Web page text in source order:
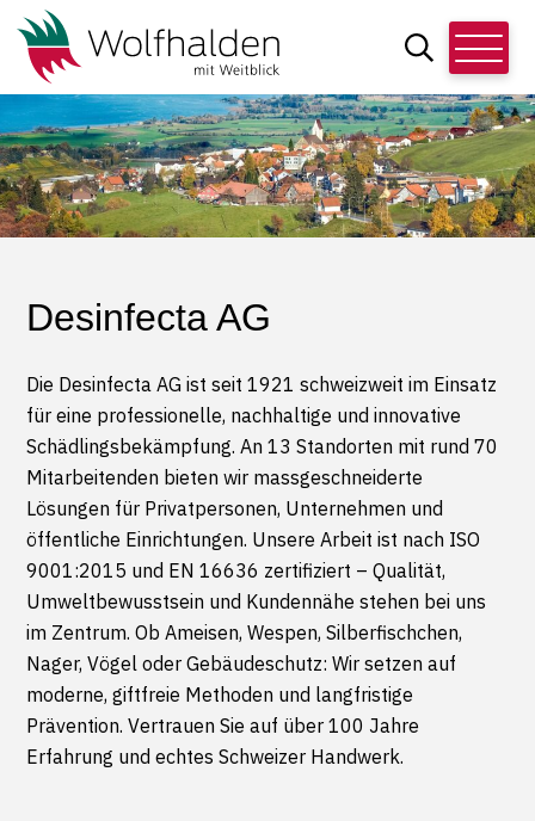
Navigieren in Wolfhalden
Schnellnavigation
Suche
Desinfecta AG
Die Desinfecta AG ist seit 1921 schweizweit im Einsatz
für eine professionelle, nachhaltige und innovative
Schädlingsbekämpfung. An 13 Standorten mit rund 70
Mitarbeitenden bieten wir massgeschneiderte
Lösungen für Privatpersonen, Unternehmen und
öffentliche Einrichtungen. Unsere Arbeit ist nach ISO
9001:2015 und EN 16636 zertifiziert – Qualität,
Umweltbewusstsein und Kundennähe stehen bei uns
im Zentrum. Ob Ameisen, Wespen, Silberfischchen,
Nager, Vögel oder Gebäudeschutz: Wir setzen auf
moderne, giftfreie Methoden und langfristige
Prävention. Vertrauen Sie auf über 100 Jahre
Erfahrung und echtes Schweizer Handwerk.